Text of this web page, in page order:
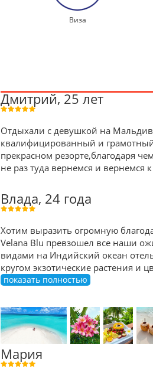
Виза
Дмитрий, 25 лет
Отдыхали с девушкой на
квалифицированный и грамотный
прекрасном резорте,благодаря
не раз туда вернемся и
Влада, 24 года
Хотим выразить огромную
Velana Blu превзошел все наши
видами на Индийский океан
кругом экзотические растения и
показать полностью
Мария